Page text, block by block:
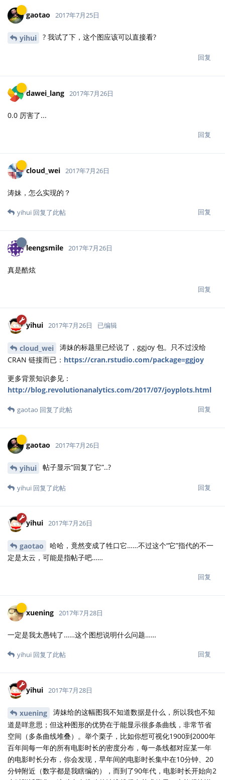
gaotao 2017年7月25日
yihui ? 我试了下，这个图应该可以直接看?
回复
dawei_lang 2017年7月26日
0.0 厉害了...
回复
cloud_wei 2017年7月26日
涛妹，怎么实现的？
回复
yihui 回复了此帖
leengsmile 2017年7月26日
真是酷炫
回复
yihui 2017年7月26日 已编辑
cloud_wei
涛妹的标题里已经说了，ggjoy 包。只不过没给
CRAN 链接而已： https://cran.rstudio.com/package=ggjoy
更多背景知识参见：
http://blog.revolutionanalytics.com/2017/07/joyplots.html
回复
gaotao 回复了此帖
gaotao 2017年7月26日
yihui 帖子显示“回复了它”..?
回复
yihui 回复了此帖
yihui 2017年7月26日
gaotao
哈哈，竟然变成了牲口它……不过这个“它”指代的不一
定是太云，可能是指帖子吧……
回复
xuening 2017年7月28日
一定是我太愚钝了……这个图想说明什么问题……
回复
yihui 回复了此帖
yihui 2017年7月28日
xuening
涛妹给的这幅图我不知道数据是什么，所以我也不知
道是咩意思；但这种图形的优势在于能显示很多条曲线，非常节省
空间（多条曲线堆叠）。举个栗子，比如你想可视化1900到2000年
百年间每一年的所有电影时长的密度分布，每一条线都对应某一年
的电影时长分布，你会发现，早年间的电影时长集中在10分钟、20
分钟附近（数字都是我瞎编的），而到了90年代，电影时长开始向2